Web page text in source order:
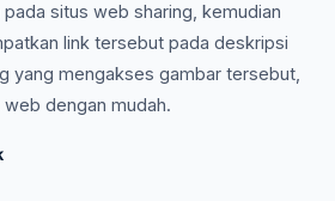
situs web sharing, kemudian
link tersebut pada deskripsi
yang mengakses gambar tersebut,
dengan mudah.